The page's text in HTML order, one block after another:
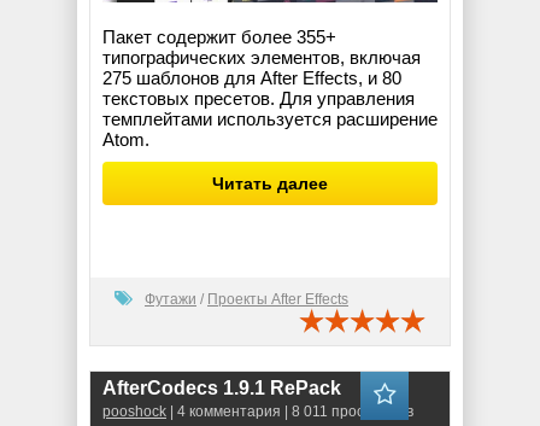
Пакет содержит более 355+
типографических элементов, включая
275 шаблонов для After Effects, и 80
текстовых пресетов. Для управления
темплейтами используется расширение
Atom.
Читать далее
Футажи / Проекты After Effects
AfterCodecs 1.9.1 RePack
pooshock | 4 комментария | 8 011 просмотров